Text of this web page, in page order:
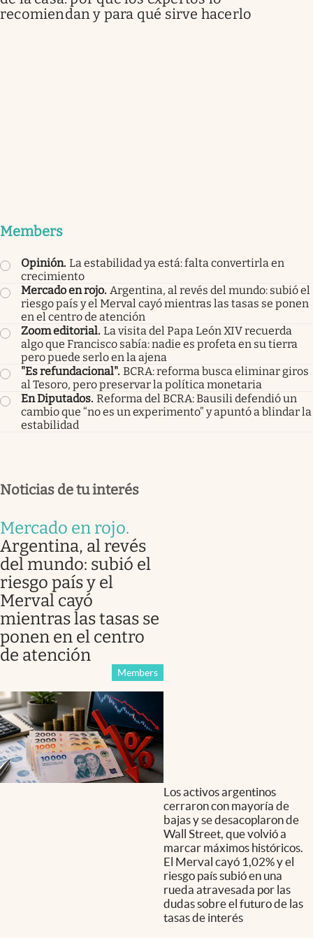
recomiendan y para qué sirve hacerlo
Members
Opinión. La estabilidad ya está: falta convertirla en
crecimiento
Mercado en rojo. Argentina, al revés del mundo: subió el
riesgo país y el Merval cayó mientras las tasas se ponen
en el centro de atención
Zoom editorial. La visita del Papa León XIV recuerda
algo que Francisco sabía: nadie es profeta en su tierra
pero puede serlo en la ajena
"Es refundacional". BCRA: reforma busca eliminar giros
al Tesoro, pero preservar la política monetaria
En Diputados. Reforma del BCRA: Bausili defendió un
cambio que “no es un experimento” y apuntó a blindar la
estabilidad
Noticias de tu interés
Mercado en rojo.
Argentina, al revés
del mundo: subió el
riesgo país y el
Merval cayó
mientras las tasas se
ponen en el centro
de atención
Members
Los activos argentinos
cerraron con mayoría de
bajas y se desacoplaron de
Wall Street, que volvió a
marcar máximos históricos.
El Merval cayó 1,02% y el
riesgo país subió en una
rueda atravesada por las
dudas sobre el futuro de las
tasas de interés